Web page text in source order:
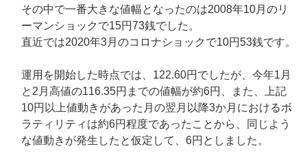
その中で一番大きな値幅となったのは2008年10月のリ
ーマンショックで15円73銭でした。
直近では2020年3月のコロナショックで10円53銭です。
運用を開始した時点では、122.60円でしたが、今年1月
と2月高値の116.35円までの値幅が約6円、また、上記
10円以上値動きがあった月の翌月以降3か月におけるボ
ラティリティは約6円程度であったことから、同じよう
な値動きが発生したと仮定して、6円としました。